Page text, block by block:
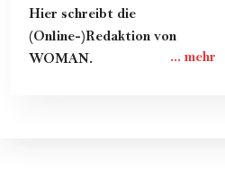
Hier schreibt die
(Online-)Redaktion von
WOMAN.